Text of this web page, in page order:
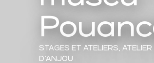
STAGES ET ATELIERS,
D'ANJOU